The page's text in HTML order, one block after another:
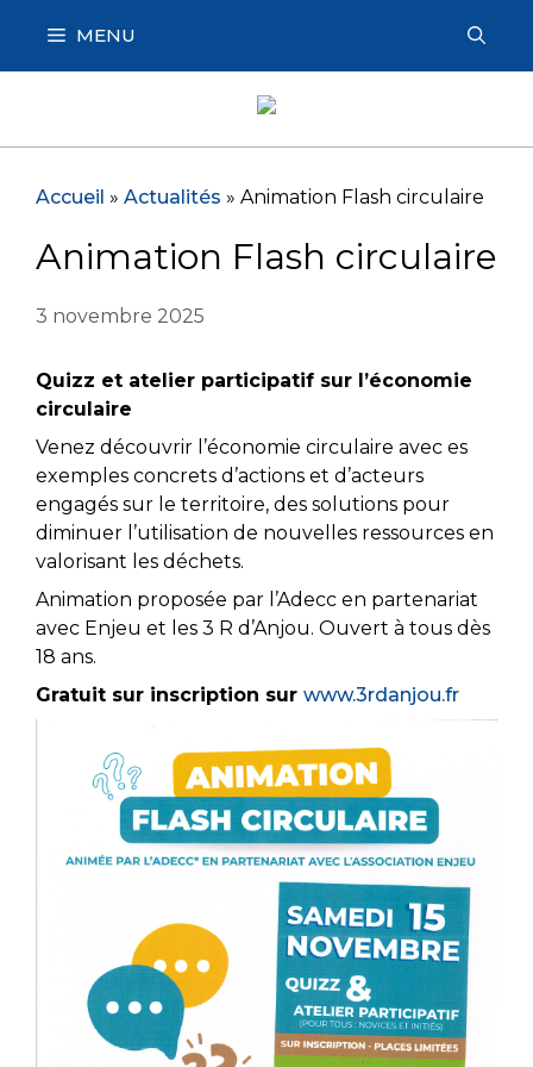
contenu
MENU
Accueil » Actualités » Animation Flash circulaire
Animation Flash circulaire
3 novembre 2025
Quizz et atelier participatif sur l’économie
circulaire
Venez découvrir l’économie circulaire avec es
exemples concrets d’actions et d’acteurs
engagés sur le territoire, des solutions pour
diminuer l’utilisation de nouvelles ressources en
valorisant les déchets.
Animation proposée par l’Adecc en partenariat
avec Enjeu et les 3 R d’Anjou. Ouvert à tous dès
18 ans.
Gratuit sur inscription sur www.3rdanjou.fr